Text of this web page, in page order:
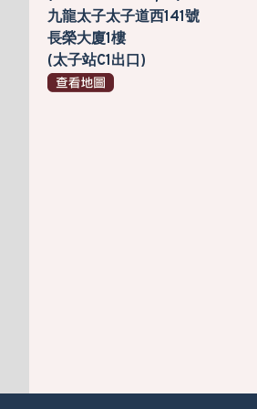
九龍太子太子道西141號
長榮大廈1樓
(太子站C1出口)